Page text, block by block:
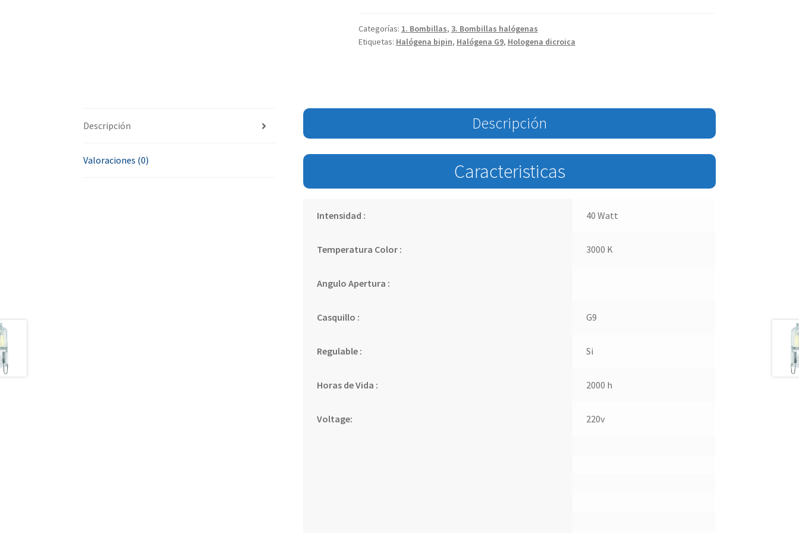
Categorías: 1. Bombillas, 3. Bombillas halógenas
Etiquetas: Halógena bipin, Halógena G9, Hologena dicroica
Descripción
Valoraciones (0)
Descripción
Caracteristicas
Intensidad : 40 Watt
Temperatura Color : 3000 K
Angulo Apertura :
Casquillo : G9
Regulable : Si
Horas de Vida : 2000 h
Voltage: 220v